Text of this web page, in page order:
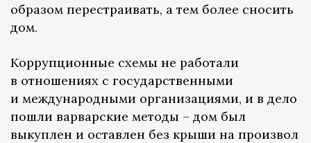
образом перестраивать, а тем более сносить
дом.
Коррупционные схемы не работали
в отношениях с государственными
и международными организациями, и в дело
пошли варварские методы – дом был
выкуплен и оставлен без крыши на произвол